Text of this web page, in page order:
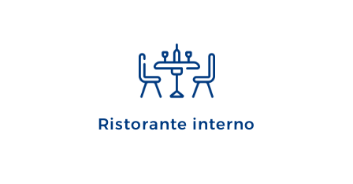
Ristorante interno